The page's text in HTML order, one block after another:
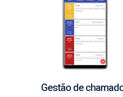
Gestão de